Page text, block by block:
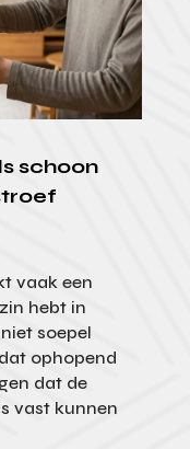
schoon
vaak een
hebt in
soepel
ophopend
dat de
vast kunnen